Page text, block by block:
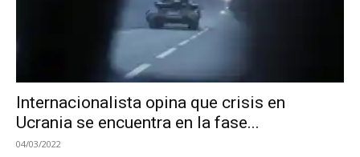
Internacionalista opina que crisis en
Ucrania se encuentra en la fase...
04/03/2022